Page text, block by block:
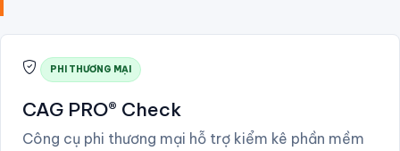
PHI THƯƠNG MẠI
CAG PRO® Check
Công cụ phi thương mại hỗ trợ kiểm kê phần mềm